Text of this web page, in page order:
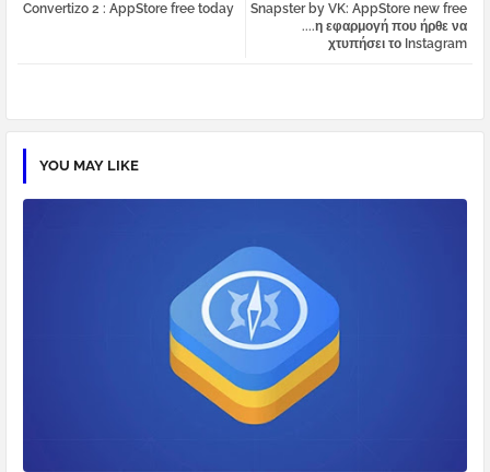
tter atsa
Snapster by VK: AppStore new free
....η εφαρμογή που ήρθε να
χτυπήσει το Instagram
Convertizo 2 : AppStore free today
YOU MAY LIKE